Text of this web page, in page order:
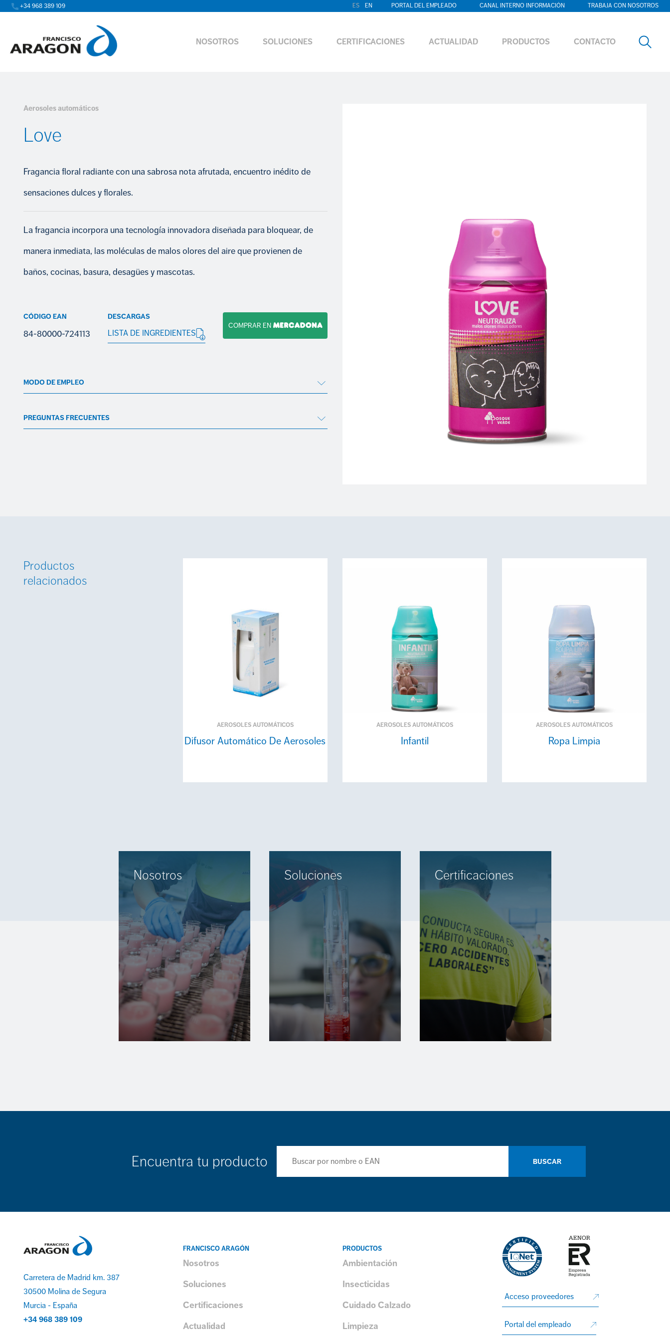
+34 968 389 109 ES EN PORTAL DEL EMPLEADO CANAL INTERNO INFORMACIÓN TRABAJA CON NOSOTROS
NOSOTROS SOLUCIONES CERTIFICACIONES ACTUALIDAD PRODUCTOS CONTACTO
Aerosoles automáticos
Love
Fragancia floral radiante con una sabrosa nota afrutada, encuentro inédito de
sensaciones dulces y florales.
La fragancia incorpora una tecnología innovadora diseñada para bloquear, de
manera inmediata, las moléculas de malos olores del aire que provienen de
baños, cocinas, basura, desagües y mascotas.
CÓDIGO EAN
84-80000-724113
DESCARGAS
LISTA DE INGREDIENTES
COMPRAR EN
MODO DE EMPLEO
PREGUNTAS FRECUENTES
Productos
relacionados
AEROSOLES AUTOMÁTICOS
Difusor Automático De Aerosoles
AEROSOLES AUTOMÁTICOS
Infantil
AEROSOLES AUTOMÁTICOS
Ropa Limpia
Nosotros Soluciones Certificaciones
Encuentra tu producto BUSCAR
Carretera de Madrid km. 387
30500 Molina de Segura
Murcia - España
+34 968 389 109
FRANCISCO ARAGÓN
Nosotros
Soluciones
Certificaciones
Actualidad
PRODUCTOS
Ambientación
Insecticidas
Cuidado Calzado
Limpieza
Acceso proveedores
Portal del empleado